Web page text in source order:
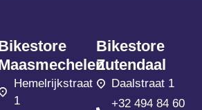
Bikestore
Maasmechelen
Hemelrijkstraat
1
Bikestore
Zutendaal
Daalstraat 1
+32 494 84 60